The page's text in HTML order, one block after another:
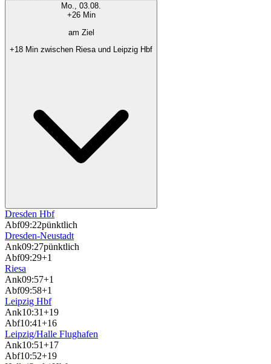
Mo., 03.08.
+26 Min
am Ziel
+18 Min zwischen Riesa und Leipzig Hbf
Dresden Hbf
Abf09:22pünktlich
Dresden-Neustadt
Ank09:27pünktlich
Abf09:29+1
Riesa
Ank09:57+1
Abf09:58+1
Leipzig Hbf
Ank10:31+19
Abf10:41+16
Leipzig/Halle Flughafen
Ank10:51+17
Abf10:52+19